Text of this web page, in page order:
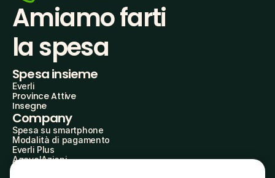
Amiamo farti
la spesa
Spesa insieme
Everli
Province Attive
Insegne
Company
Spesa su smartphone
Modalità di pagamento
Everli Plus
AgevolAzioni